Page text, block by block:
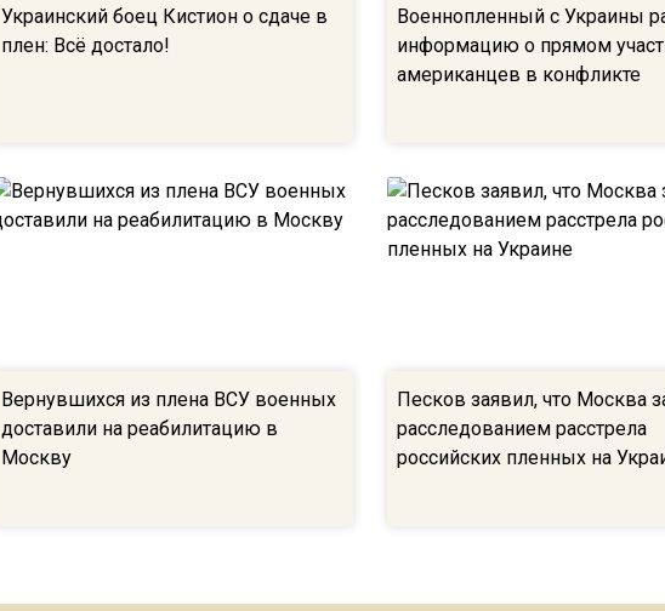
Украинский боец Кистион о сдаче в
плен: Всё достало!
Военнопленный с Украины
информацию о прямом
американцев в конфликте
Вернувшихся из плена ВСУ военных
доставили на реабилитацию в
Москву
Песков заявил, что Москва
расследованием расстрела
российских пленных на